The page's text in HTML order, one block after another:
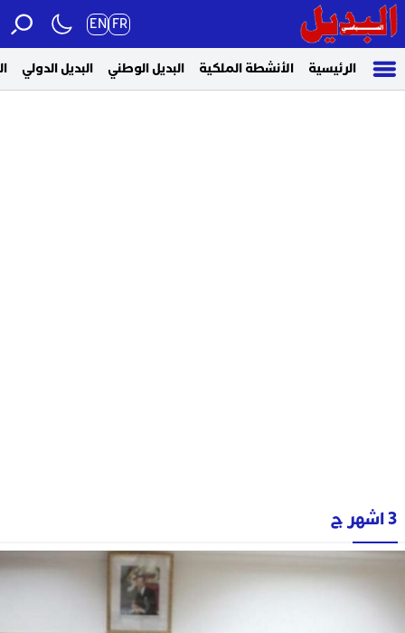
FR
EN
الرئيسية الأنشطة الملكية البديل الوطني البديل الدولي
3 اشهر ج